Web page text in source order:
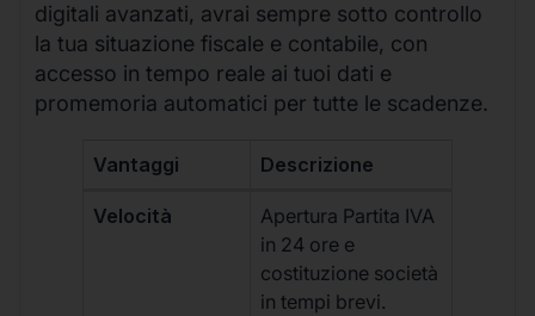
digitali avanzati, avrai sempre sotto controllo
la tua situazione fiscale e contabile, con
accesso in tempo reale ai tuoi dati e
promemoria automatici per tutte le scadenze.
Vantaggi Descrizione
Velocità
Apertura Partita IVA
in 24 ore e
costituzione società
in tempi brevi.